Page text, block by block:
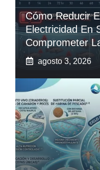
Cómo Reducir
Electricidad En
Comprometer
agosto 3, 2026